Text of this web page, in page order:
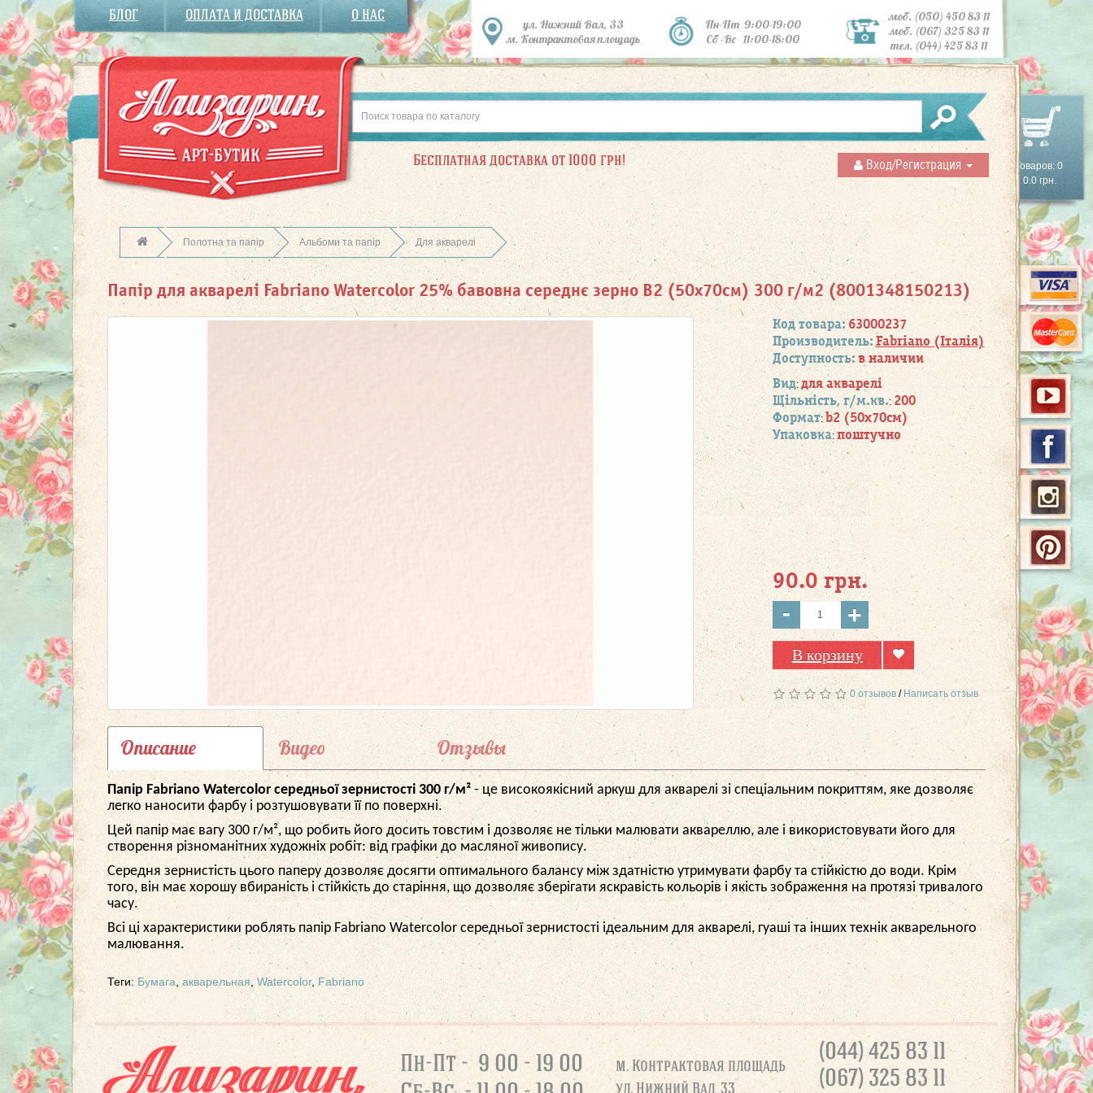
БЛОГ ОПЛАТА И ДОСТАВКА О НАС
ул. Нижний Вал, 33
м. Контрактовая площадь
Пн-Пт 9:00-19:00
Сб -Вс 11:00-18:00
моб. (050) 450 83 11
моб. (067) 325 83 11
тел. (044) 425 83 11
Товаров: 0
0.0 грн.
Бесплатная доставка от 1000 грн! Вход/Регистрация
Полотна та папір Альбоми та папір Для акварелі
Папір для акварелі Fabriano Watercolor 25% бавовна середнє зерно B2 (50х70см) 300 г/м2 (8001348150213)
Код товара: 63000237
Производитель:Fabriano (Італія)
Доступность: в наличии
Вид:для акварелі
Щільність, г/м.кв.: 200
Формат:b2 (50х70см)
Упаковка: поштучно
90.0 грн.
-
+
В корзину
0 отзывов/ Написать отзыв
Описание Видео Отзывы
Папір Fabriano Watercolor середньої зернистості 300 г/м²- це високоякісний аркуш для акварелі зі спеціальним покриттям, яке дозволяє
легко наносити фарбу і розтушовувати її по поверхні.
Цей папір має вагу 300 г/м², що робить його досить товстим і дозволяє не тільки малювати аквареллю, але і використовувати його для
створення різноманітних художніх робіт: від графіки до масляної живопису.
Середня зернистість цього паперу дозволяє досягти оптимального балансу між здатністю утримувати фарбу та стійкістю до води. Крім
того, він має хорошу вбираність і стійкість до старіння, що дозволяє зберігати яскравість кольорів і якість зображення на протязі тривалого
часу.
Всі ці характеристики роблять папір Fabriano Watercolor середньої зернистості ідеальним для акварелі, гуаші та інших технік акварельного
малювання.
Теги: Бумага ,акварельная,Watercolor,Fabriano
Пн-Пт - 9 00 - 19 00
м. Контрактовая площадь
ул. Нижний Вал, 33
(044) 425 83 11
(067) 325 83 11